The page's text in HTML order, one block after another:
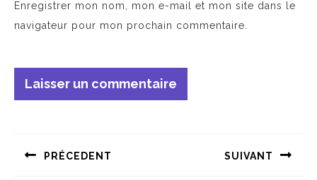
Enregistrer mon nom, mon e-mail et mon site dans le
navigateur pour mon prochain commentaire.
PRÉCEDENT SUIVANT